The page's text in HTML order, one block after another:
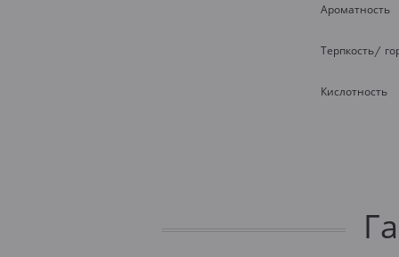
Ароматность
Терпкость/
Кислотность